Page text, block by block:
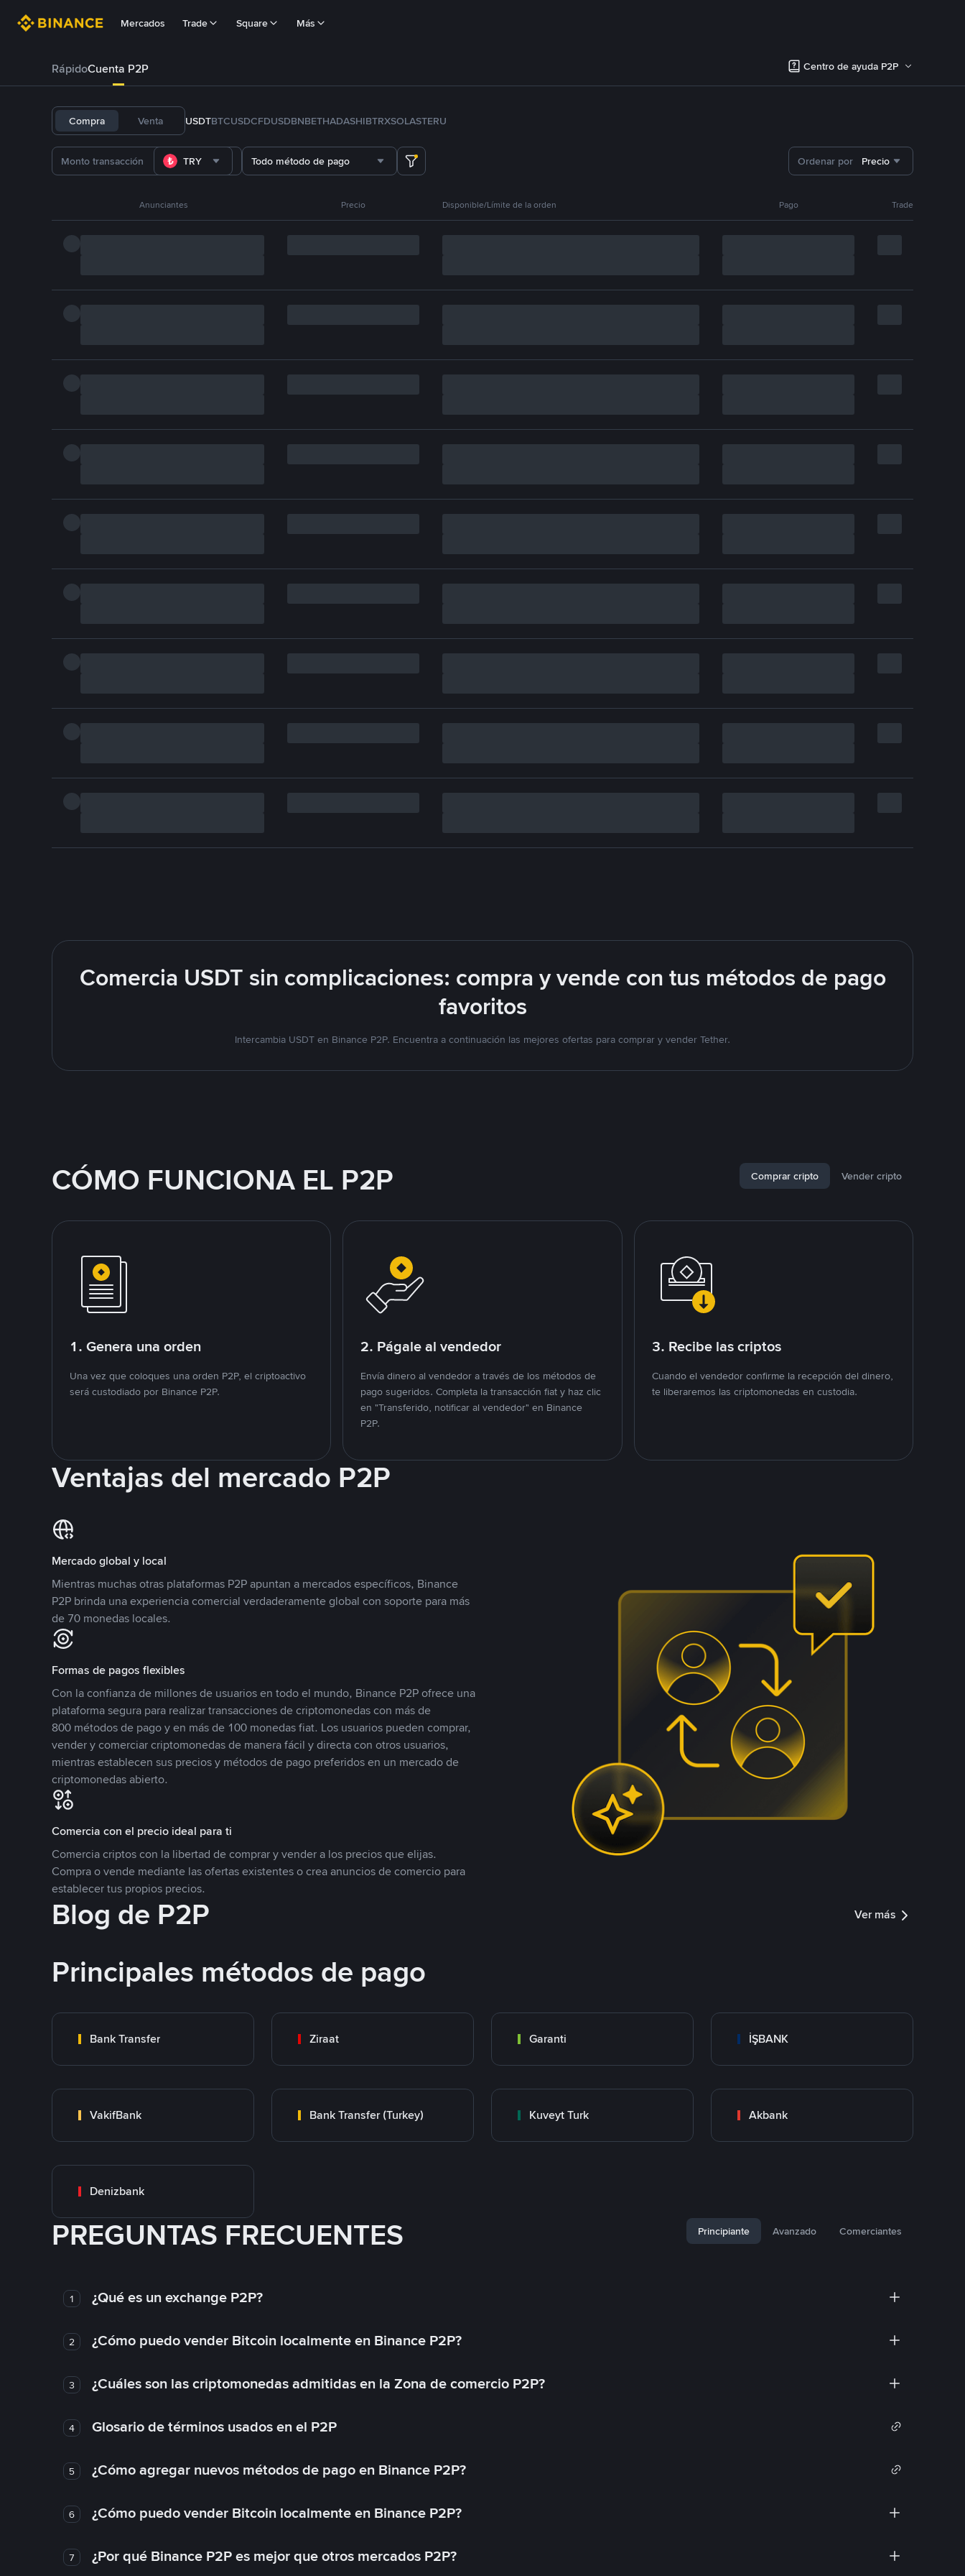
Mercados Trade Square Más
RápidoCuenta P2P Centro de ayuda P2P
Compra Venta USDTBTCUSDCFDUSDBNBETHADASHIBTRXSOLASTERU
TRY Todo método de pago Ordenar por Precio
Anunciantes Precio Disponible/Límite de la orden Pago Trade
Comercia USDT sin complicaciones: compra y vende con tus métodos de pago
favoritos
Intercambia USDT en Binance P2P. Encuentra a continuación las mejores ofertas para comprar y vender Tether.
CÓMO FUNCIONA EL P2P Comprar cripto Vender cripto
1. Genera una orden
Una vez que coloques una orden P2P, el criptoactivo
será custodiado por Binance P2P.
2. Págale al vendedor
Envía dinero al vendedor a través de los métodos de
pago sugeridos. Completa la transacción fiat y haz clic
en "Transferido, notificar al vendedor" en Binance
P2P.
3. Recibe las criptos
Cuando el vendedor confirme la recepción del dinero,
te liberaremos las criptomonedas en custodia.
Ventajas del mercado P2P
Mercado global y local
Mientras muchas otras plataformas P2P apuntan a mercados específicos, Binance
P2P brinda una experiencia comercial verdaderamente global con soporte para más
de 70 monedas locales.
Formas de pagos flexibles
Con la confianza de millones de usuarios en todo el mundo, Binance P2P ofrece una
plataforma segura para realizar transacciones de criptomonedas con más de
800 métodos de pago y en más de 100 monedas fiat. Los usuarios pueden comprar,
vender y comerciar criptomonedas de manera fácil y directa con otros usuarios,
mientras establecen sus precios y métodos de pago preferidos en un mercado de
criptomonedas abierto.
Comercia con el precio ideal para ti
Comercia criptos con la libertad de comprar y vender a los precios que elijas.
Compra o vende mediante las ofertas existentes o crea anuncios de comercio para
establecer tus propios precios.
Blog de P2P Ver más
Principales métodos de pago
Bank Transfer Ziraat Garanti İŞBANK
VakifBank Bank Transfer (Turkey) Kuveyt Turk Akbank
Denizbank
PREGUNTAS FRECUENTES Principiante Avanzado Comerciantes
1 ¿Qué es un exchange P2P?
2 ¿Cómo puedo vender Bitcoin localmente en Binance P2P?
3 ¿Cuáles son las criptomonedas admitidas en la Zona de comercio P2P?
4 Glosario de términos usados en el P2P
5 ¿Cómo agregar nuevos métodos de pago en Binance P2P?
6 ¿Cómo puedo vender Bitcoin localmente en Binance P2P?
7 ¿Por qué Binance P2P es mejor que otros mercados P2P?